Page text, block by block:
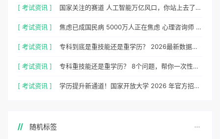
[ 考试资讯 ] 国家关注的赛道 人工智能万亿风口，你站上去了吗？
[ 考试资讯 ] 焦虑已成国民病 5000万人正在焦虑 心理咨询师 130万缺口等你填
[ 考试资讯 ] 专科到底是重技能还是重学历？ 2026最新数据，说得很清楚了
[ 考试资讯 ] 专科重技能还是重学历？ 8个问题，帮你一次性想清楚
[ 考试资讯 ] 学历提升新通道！国家开放大学 2026 年官方招生简章正式出炉
随机标签